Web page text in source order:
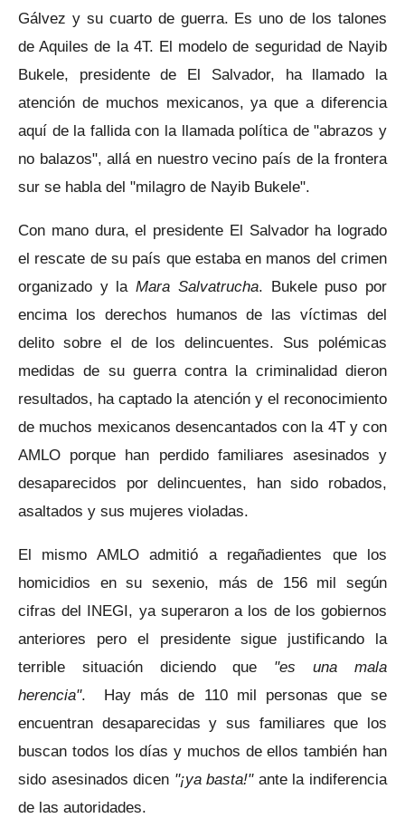
Gálvez y su cuarto de guerra. Es uno de los talones
de Aquiles de la 4T. El modelo de seguridad de Nayib
Bukele, presidente de El Salvador, ha llamado la
atención de muchos mexicanos, ya que a diferencia
aquí de la fallida con la llamada política de "abrazos y
no balazos", allá en nuestro vecino país de la frontera
sur se habla del "milagro de Nayib Bukele".
Con mano dura, el presidente El Salvador ha logrado
el rescate de su país que estaba en manos del crimen
organizado y laMara Salvatrucha. Bukele puso por
encima los derechos humanos de las víctimas del
delito sobre el de los delincuentes. Sus polémicas
medidas de su guerra contra la criminalidad dieron
resultados, ha captado la atención y el reconocimiento
de muchos mexicanos desencantados con la 4T y con
AMLO porque han perdido familiares asesinados y
desaparecidos por delincuentes, han sido robados,
asaltados y sus mujeres violadas.
El mismo AMLO admitió a regañadientes que los
homicidios en su sexenio, más de 156 mil según
cifras del INEGI, ya superaron a los de los gobiernos
anteriores pero el presidente sigue justificando la
terrible situación diciendo que "es una mala
herencia". Hay más de 110 mil personas que se
encuentran desaparecidas y sus familiares que los
buscan todos los días y muchos de ellos también han
sido asesinados dicen "¡ya basta!"ante la indiferencia
de las autoridades.